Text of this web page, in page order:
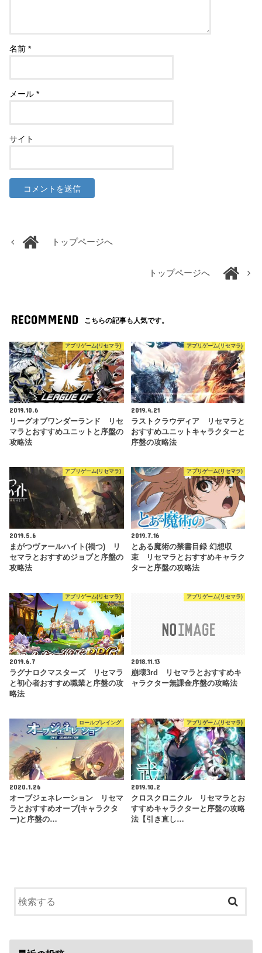
名前*
メール*
サイト
トップページへ
トップページへ
RECOMMEND こちらの記事も人気です。
アプリゲーム(リセマラ)
2019.10.6
リーグオブワンダーランド リセ
マラとおすすめユニットと序盤の
攻略法
アプリゲーム(リセマラ)
2019.4.21
ラストクラウディア リセマラと
おすすめユニットキャラクターと
序盤の攻略法
アプリゲーム(リセマラ)
2019.5.6
まがつヴァールハイト(禍つ) リ
セマラとおすすめジョブと序盤の
攻略法
アプリゲーム(リセマラ)
2019.7.16
とある魔術の禁書目録 幻想収
束 リセマラとおすすめキャラク
ターと序盤の攻略法
アプリゲーム(リセマラ)
2019.6.7
ラグナロクマスターズ リセマラ
と初心者おすすめ職業と序盤の攻
略法
アプリゲーム(リセマラ)
2018.11.13
崩壊3rd リセマラとおすすめキ
ャラクター無課金序盤の攻略法
ロールプレイング
2020.1.26
オーブジェネレーション リセマ
ラとおすすめオーブ(キャラクタ
ー)と序盤の…
アプリゲーム(リセマラ)
2019.10.2
クロスクロニクル リセマラとお
すすめキャラクターと序盤の攻略
法【引き直し…